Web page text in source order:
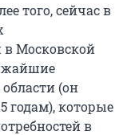
того, сейчас в
Московской
(он
годам), которые
в